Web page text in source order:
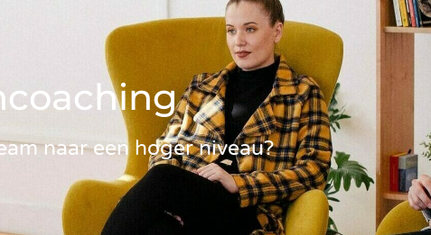
naar een hoger niveau?